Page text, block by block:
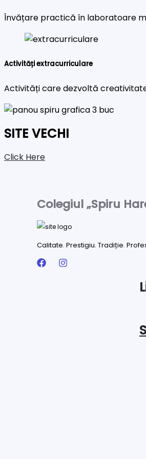
Învățare practică în laboratoare
Activități extracurriculare
Activități care dezvoltă
SITE VECHI
Click Here
Colegiul „Spiru
Calitate. Prestigiu. Tradiție.